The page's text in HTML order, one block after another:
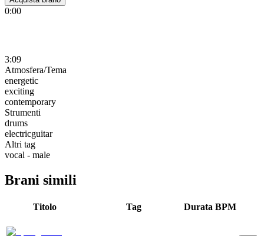
0:00
3:09
Atmosfera/Tema
energetic
exciting
contemporary
Strumenti
drums
electricguitar
Altri tag
vocal - male
Brani simili
Titolo Tag Durata BPM